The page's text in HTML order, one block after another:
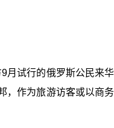
试行的俄罗斯公民来
，作为旅游访客或以商